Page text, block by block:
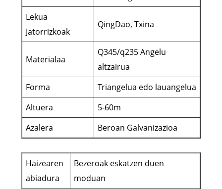
Lekua
Jatorrizkoak
QingDao, Txina
Materialaa
Q345/q235 Angelu
altzairua
Forma
Triangelua edo lauangelua
Altuera
5-60m
Azalera
Beroan Galvanizazioa
Haizearen
abiadura
Bezeroak eskatzen duen
moduan